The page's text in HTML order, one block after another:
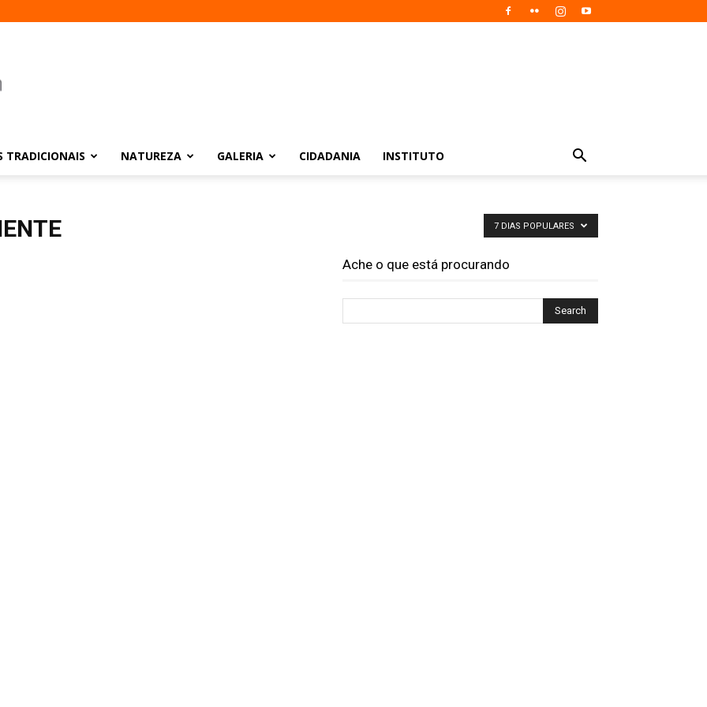
TRADICIONAIS NATUREZA GALERIA CIDADANIA INSTITUTO
7 DIAS POPULARES
Ache o que está procurando